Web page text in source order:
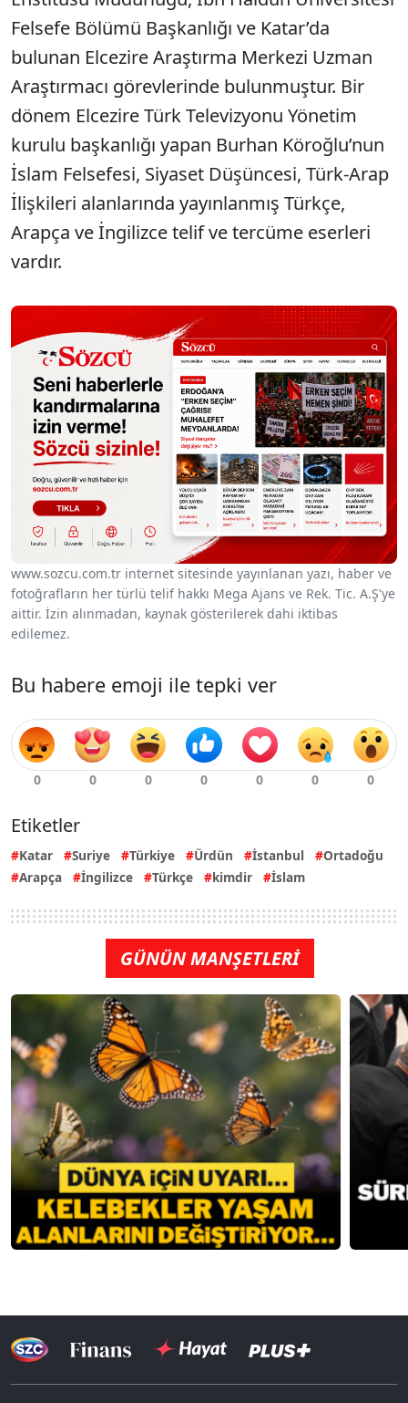
Felsefe Bölümü Başkanlığı ve Katar’da
bulunan Elcezire Araştırma Merkezi Uzman
Araştırmacı görevlerinde bulunmuştur. Bir
dönem Elcezire Türk Televizyonu Yönetim
kurulu başkanlığı yapan Burhan Köroğlu’nun
İslam Felsefesi, Siyaset Düşüncesi, Türk-Arap
İlişkileri alanlarında yayınlanmış Türkçe,
Arapça ve İngilizce telif ve tercüme eserleri
vardır.
www.sozcu.com.tr internet sitesinde yayınlanan yazı, haber ve
fotoğrafların her türlü telif hakkı Mega Ajans ve Rek. Tic. A.Ş'ye
aittir. İzin alınmadan, kaynak gösterilerek dahi iktibas
edilemez.
Bu habere emoji ile tepki ver
Etiketler
Katar Suriye Türkiye Ürdün İstanbul
Ortadoğu
Arapça
İngilizce Türkçe kimdir İslam
GÜNÜN MANŞETLERİ